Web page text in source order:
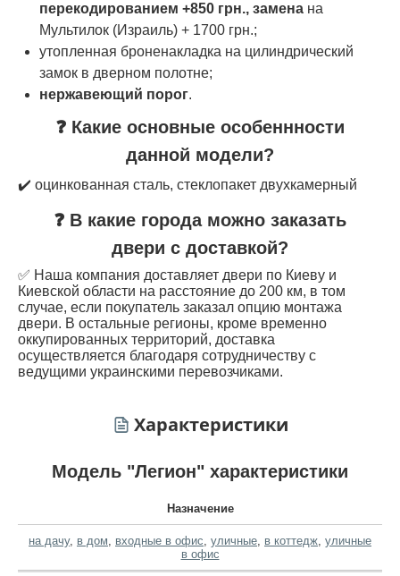
перекодированием +850 грн., замена на
Мультилок (Израиль) + 1700 грн.;
утопленная броненакладка на цилиндрический
замок в дверном полотне;
нержавеющий порог.
❓ Какие основные особеннности
данной модели?
✔️ оцинкованная сталь, стеклопакет двухкамерный
❓ В какие города можно заказать
двери с доставкой?
✅ Наша компания доставляет двери по Киеву и
Киевской области на расстояние до 200 км, в том
случае, если покупатель заказал опцию монтажа
двери. В остальные регионы, кроме временно
оккупированных территорий, доставка
осуществляется благодаря сотрудничеству с
ведущими украинскими перевозчиками.
Характеристики
Модель "Легион" характеристики
Назначение
на дачу, в дом, входные в офис, уличные, в коттедж, уличные
в офис